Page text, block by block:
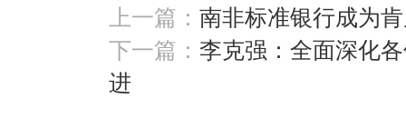
上一篇： 南非标准银行成为
下一篇： 李克强：全面深化
进